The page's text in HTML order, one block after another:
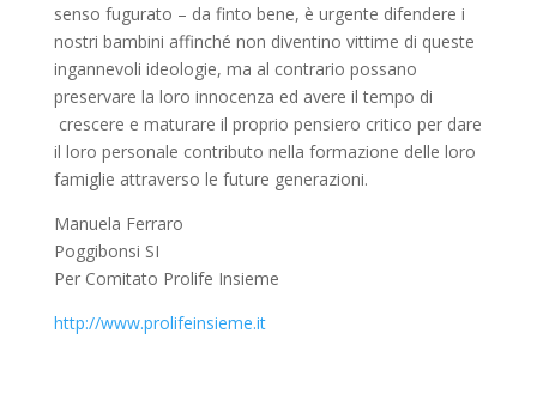
senso fugurato – da finto bene, è urgente difendere i
nostri bambini affinché non diventino vittime di queste
ingannevoli ideologie, ma al contrario possano
preservare la loro innocenza ed avere il tempo di
crescere e maturare il proprio pensiero critico per dare
il loro personale contributo nella formazione delle loro
famiglie attraverso le future generazioni.
Manuela Ferraro
Poggibonsi SI
Per Comitato Prolife Insieme
http://www.prolifeinsieme.it